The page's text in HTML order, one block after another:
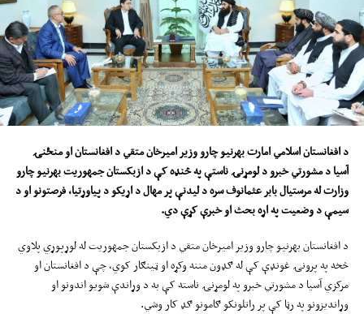
د افغانستان اسلامي امارت بهرنیو چارو وزیر امیرخان متقي د افغانستان او منځنۍ
آسیا د مشورتي خبرو د لومړنۍ ناستې په څنډه کې د ازبکستان جمهوریت بهرنیو چارو
وزارت له مرستیال بابر عثمانوف سره د لیدنې پر مهال د اړیکو د پیاوړتیا، فرصتونو او د
سیمې د وضعیت په اړه بحث او خبرې کړې دي.
د افغانستان بهرنیو چارو وزیر امیرخان متقي د ازبکستان جمهوریت له لوړپوړي پلاوي
څخه په پرونۍ غونډې کې له ګډون مننه وکړه او ټینګار کوي، چې د افغانستان او
مرکزي آسیا د مشورتي خبرو په لومړنۍ ناسته کې به د وړاندې شویو اندونو او
وړاندیزونو په رڼا کې پر راتلونکو ګامونو ګډ کار وشي.